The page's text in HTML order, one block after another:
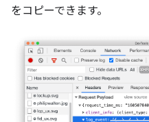
をコピーできます。